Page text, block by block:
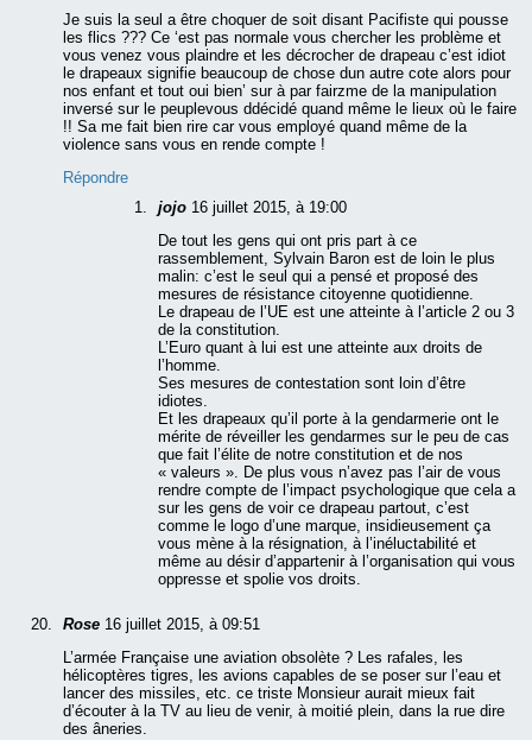
Je suis la seul a être choquer de soit disant Pacifiste qui pousse
les flics ??? Ce ‘est pas normale vous chercher les problème et
vous venez vous plaindre et les décrocher de drapeau c’est idiot
le drapeaux signifie beaucoup de chose dun autre cote alors pour
nos enfant et tout oui bien’ sur à par fairzme de la manipulation
inversé sur le peuplevous ddécidé quand même le lieux où le faire
!! Sa me fait bien rire car vous employé quand même de la
violence sans vous en rende compte !
Répondre
jojo 16 juillet 2015, à 19:00
De tout les gens qui ont pris part à ce
rassemblement, Sylvain Baron est de loin le plus
malin: c’est le seul qui a pensé et proposé des
mesures de résistance citoyenne quotidienne.
Le drapeau de l’UE est une atteinte à l’article 2 ou 3
de la constitution.
L’Euro quant à lui est une atteinte aux droits de
l’homme.
Ses mesures de contestation sont loin d’être
idiotes.
Et les drapeaux qu’il porte à la gendarmerie ont le
mérite de réveiller les gendarmes sur le peu de cas
que fait l’élite de notre constitution et de nos
« valeurs ». De plus vous n’avez pas l’air de vous
rendre compte de l’impact psychologique que cela a
sur les gens de voir ce drapeau partout, c’est
comme le logo d’une marque, insidieusement ça
vous mène à la résignation, à l’inéluctabilité et
même au désir d’appartenir à l’organisation qui vous
oppresse et spolie vos droits.
Rose 16 juillet 2015, à 09:51
L’armée Française une aviation obsolète ? Les rafales, les
hélicoptères tigres, les avions capables de se poser sur l’eau et
lancer des missiles, etc. ce triste Monsieur aurait mieux fait
d’écouter à la TV au lieu de venir, à moitié plein, dans la rue dire
des âneries.